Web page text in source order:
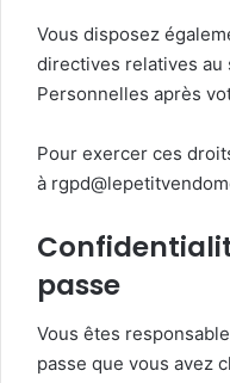
Vous disposez
directives relatives au
Personnelles après
Pour exercer ces
à
passe
Vous êtes
passe que vous avez